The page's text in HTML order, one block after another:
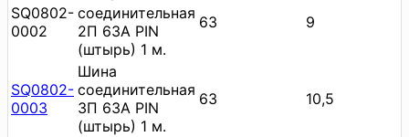
SQ0802-
0002
соединительная
2П 63A PIN
(штырь) 1 м.
63 9
SQ0802-
0003
Шина
соединительная
3П 63A PIN
(штырь) 1 м.
63 10,5